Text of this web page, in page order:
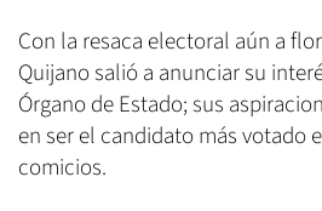
Con la resaca electoral aún a
Quijano salió a anunciar su
Órgano de Estado; sus
en ser el candidato más votado
comicios.